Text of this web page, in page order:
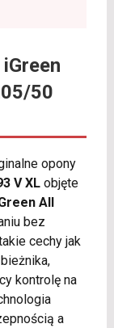
iGreen
50
opony
V XLobjęte
All
bez
cechy jak
kontrolę na
a